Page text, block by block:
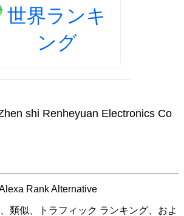
世界ランキ
ング
shi Renheyuan Electronics Co
Rank Alternative
類似、トラフィック ランキング、およ